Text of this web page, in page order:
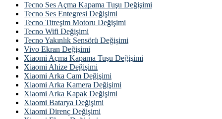
Tecno Ses Açma Kapama Tuşu Değişimi
Tecno Ses Entegresi Değişimi
Tecno Titreşim Motoru Değişimi
Tecno Wifi Değişimi
Tecno Yakınlık Sensörü Değişimi
Vivo Ekran Değişimi
Xiaomi Açma Kapama Tuşu Değişimi
Xiaomi Ahize Değişimi
Xiaomi Arka Cam Değişimi
Xiaomi Arka Kamera Değişimi
Xiaomi Arka Kapak Değişimi
Xiaomi Batarya Değişimi
Xiaomi Direnç Değişimi